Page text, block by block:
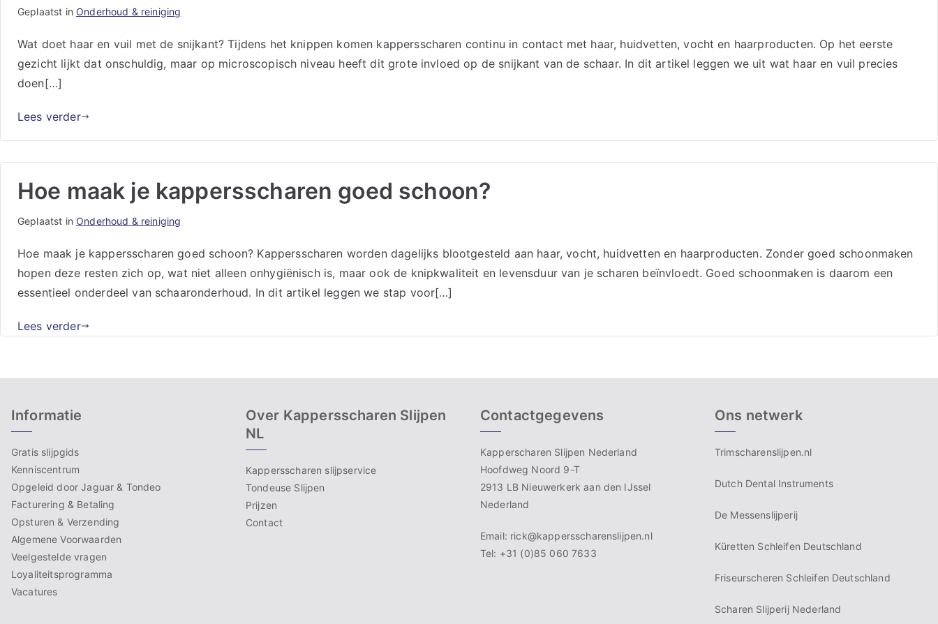
Geplaatst in Onderhoud & reiniging
Wat doet haar en vuil met de snijkant? Tijdens het knippen komen kappersscharen continu in contact met haar, huidvetten, vocht en haarproducten. Op het eerste
gezicht lijkt dat onschuldig, maar op microscopisch niveau heeft dit grote invloed op de snijkant van de schaar. In dit artikel leggen we uit wat haar en vuil precies
doen[…]
Lees verder
Hoe maak je kappersscharen goed schoon?
Geplaatst in Onderhoud & reiniging
Hoe maak je kappersscharen goed schoon? Kappersscharen worden dagelijks blootgesteld aan haar, vocht, huidvetten en haarproducten. Zonder goed schoonmaken
hopen deze resten zich op, wat niet alleen onhygiënisch is, maar ook de knipkwaliteit en levensduur van je scharen beïnvloedt. Goed schoonmaken is daarom een
essentieel onderdeel van schaaronderhoud. In dit artikel leggen we stap voor[…]
Lees verder
Informatie
Gratis slijpgids
Kenniscentrum
Opgeleid door Jaguar & Tondeo
Facturering & Betaling
Opsturen & Verzending
Algemene Voorwaarden
Veelgestelde vragen
Loyaliteitsprogramma
Vacatures
Over Kappersscharen Slijpen
NL
Kappersscharen slijpservice
Tondeuse Slijpen
Prijzen
Contact
Contactgegevens
Kapperscharen Slijpen Nederland
Hoofdweg Noord 9-T
2913 LB Nieuwerkerk aan den IJssel
Nederland
Email: rick@kappersscharenslijpen.nl
Tel: +31 (0)85 060 7633
Ons netwerk
Trimscharenslijpen.nl
Dutch Dental Instruments
De Messenslijperij
Küretten Schleifen Deutschland
Friseurscheren Schleifen Deutschland
Scharen Slijperij Nederland